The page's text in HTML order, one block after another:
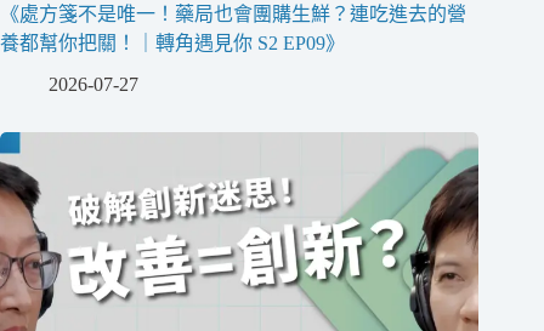
《處方箋不是唯一！藥局也會團購生鮮？連吃進去的營
養都幫你把關！｜轉角遇見你 S2 EP09》
2026-07-27